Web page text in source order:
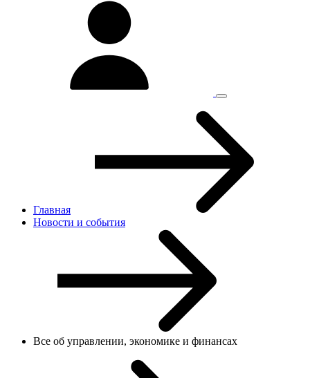
Главная
Новости и cобытия
Все об управлении, экономике и финансах